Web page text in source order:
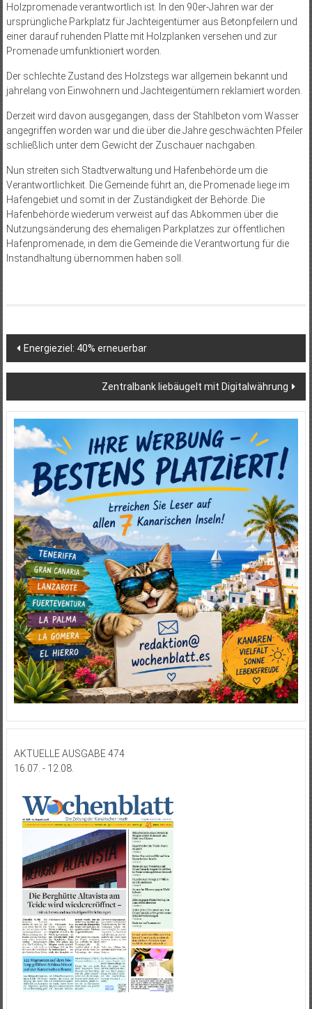
Holzpromenade verantwortlich ist. In den 90er-Jahren war der
ursprüngliche Parkplatz für Jachteigentümer aus Betonpfeilern und
einer darauf ruhenden Platte mit Holzplanken versehen und zur
Promenade umfunktioniert worden.
Der schlechte Zustand des Holzstegs war allgemein bekannt und
jahrelang von Einwohnern und Jachteigentümern reklamiert worden.
Derzeit wird davon ausgegangen, dass der Stahlbeton vom Wasser
angegriffen worden war und die über die Jahre geschwächten Pfeiler
schließlich unter dem Gewicht der Zuschauer nachgaben.
Nun streiten sich Stadtverwaltung und Hafenbehörde um die
Verantwortlichkeit. Die Gemeinde führt an, die Promenade liege im
Hafengebiet und somit in der Zuständigkeit der Behörde. Die
Hafenbehörde wiederum verweist auf das Abkommen über die
Nutzungsänderung des ehemaligen Parkplatzes zur öffentlichen
Hafenpromenade, in dem die Gemeinde die Verantwortung für die
Instandhaltung übernommen haben soll.
Beitragsnavigation
Energieziel: 40% erneuerbar
Zentralbank liebäugelt mit Digitalwährung
AKTUELLE AUSGABE 474
16.07. - 12.08.